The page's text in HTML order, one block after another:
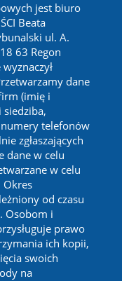
jest biuro
Beata
ul. A.
63 Regon
dane
(imię i
telefonów
zgłaszających
dane w celu
w celu
Okres
od czasu
Osobom i
prawo
ich kopii,
swoich
na